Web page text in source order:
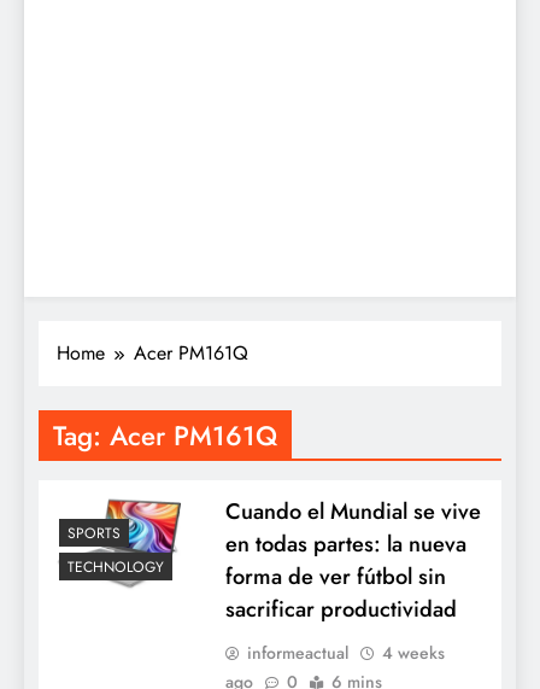
Home Acer PM161Q
Tag: Acer PM161Q
SPORTS
TECHNOLOGY
Cuando el Mundial se vive
en todas partes: la nueva
forma de ver fútbol sin
sacrificar productividad
informeactual
4 weeks
ago
0 6 mins